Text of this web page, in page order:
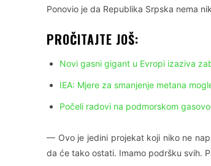
Ponovio je da Republika Srpska nema
PROČITAJTE JOŠ:
Novi gasni gigant u Evropi izaziva
IEA: Mjere za smanjenje metana
Počeli radovi na podmorskom
— Ovo je jedini projekat koji niko ne
da će tako ostati. Imamo podršku svih.